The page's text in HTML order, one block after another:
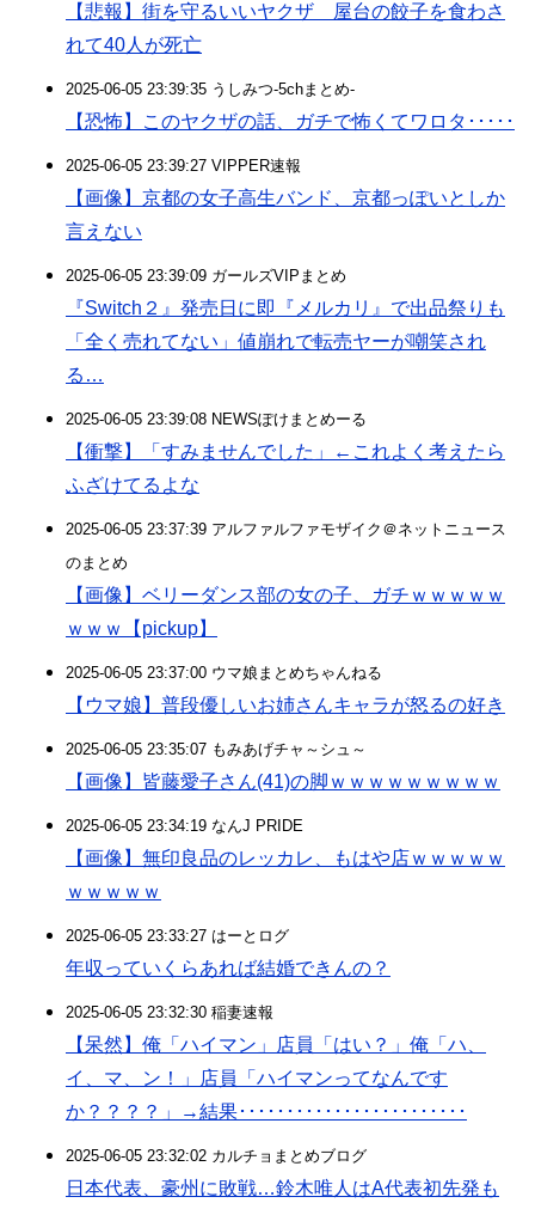
【悲報】街を守るいいヤクザ 屋台の餃子を食わさ
れて40人が死亡
2025-06-05 23:39:35 うしみつ-5chまとめ-
【恐怖】このヤクザの話、ガチで怖くてワロタ･････
2025-06-05 23:39:27 VIPPER速報
【画像】京都の女子高生バンド、京都っぽいとしか
言えない
2025-06-05 23:39:09 ガールズVIPまとめ
『Switch２』発売日に即『メルカリ』で出品祭りも
「全く売れてない」値崩れで転売ヤーが嘲笑され
る…
2025-06-05 23:39:08 NEWSぽけまとめーる
【衝撃】「すみませんでした」←これよく考えたら
ふざけてるよな
2025-06-05 23:37:39 アルファルファモザイク＠ネットニュース
のまとめ
【画像】ベリーダンス部の女の子、ガチｗｗｗｗｗ
ｗｗｗ【pickup】
2025-06-05 23:37:00 ウマ娘まとめちゃんねる
【ウマ娘】普段優しいお姉さんキャラが怒るの好き
2025-06-05 23:35:07 もみあげチャ～シュ～
【画像】皆藤愛子さん(41)の脚ｗｗｗｗｗｗｗｗｗ
2025-06-05 23:34:19 なんJ PRIDE
【画像】無印良品のレッカレ、もはや店ｗｗｗｗｗ
ｗｗｗｗｗ
2025-06-05 23:33:27 はーとログ
年収っていくらあれば結婚できんの？
2025-06-05 23:32:30 稲妻速報
【呆然】俺「ハイマン」店員「はい？」俺「ハ、
イ、マ、ン！」店員「ハイマンってなんです
か？？？？」→結果････････････････････････
2025-06-05 23:32:02 カルチョまとめブログ
日本代表、豪州に敗戦…鈴木唯人はA代表初先発も